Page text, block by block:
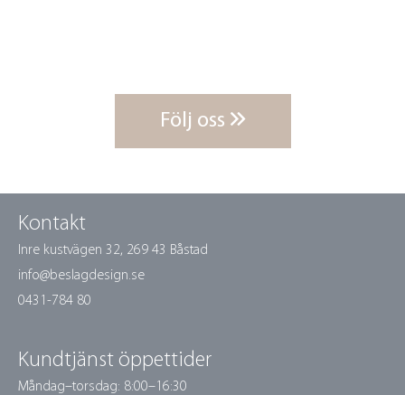
Följ oss
Kontakt
Inre kustvägen 32, 269 43 Båstad
info@beslagdesign.se
0431-784 80
Kundtjänst öppettider
Måndag–torsdag: 8:00–16:30